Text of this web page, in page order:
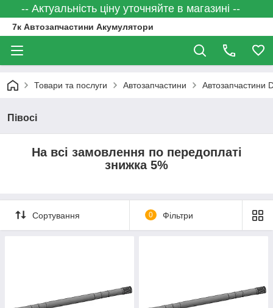
-- Актуальність ціну уточняйте в магазині --
7к Автозапчастини Акумулятори
Товари та послуги Автозапчастини Автозапчастини
Півосі
На всі замовлення по передоплаті
знижка 5%
Сортування 0 Фільтри